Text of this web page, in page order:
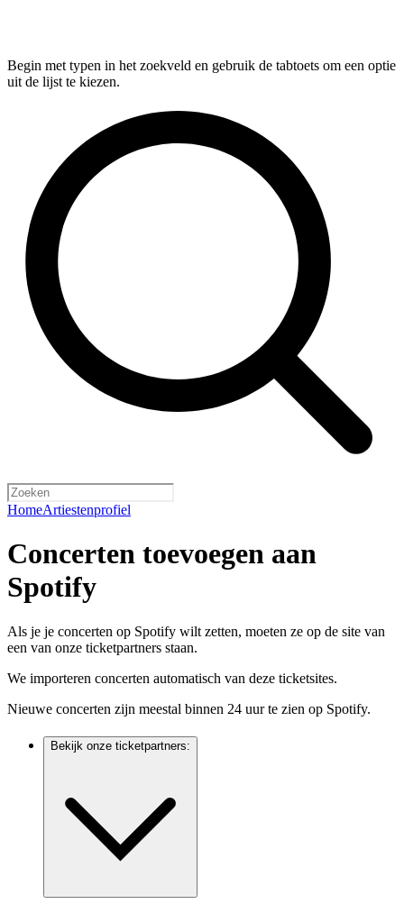
Begin met typen in het zoekveld en gebruik de tabtoets om een optie
uit de lijst te kiezen.
HomeArtiestenprofiel
Concerten toevoegen aan
Spotify
Als je je concerten op Spotify wilt zetten, moeten ze op de site van
een van onze ticketpartners staan.
We importeren concerten automatisch van deze ticketsites.
Nieuwe concerten zijn meestal binnen 24 uur te zien op Spotify.
Bekijk onze ticketpartners: